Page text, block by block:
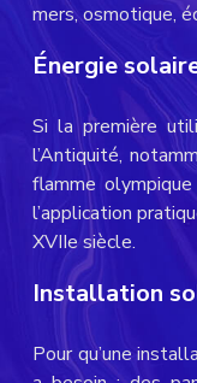
mers, osmotique,
Énergie
Si la première
l’Antiquité,
flamme
l’application
XVIIe siècle.
Installation
Pour qu’une